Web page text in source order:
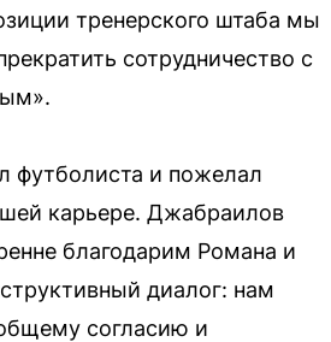
тренерского штаба мы
сотрудничество с
футболиста и пожелал
карьере. Джабраилов
благодарим Романа и
диалог: нам
согласию и